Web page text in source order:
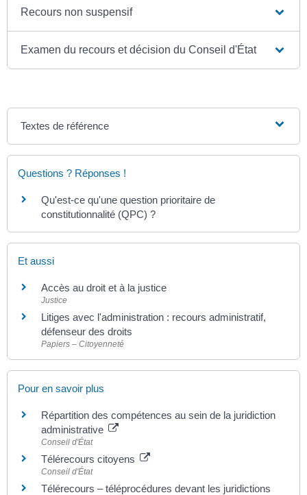
Recours non suspensif
Examen du recours et décision du Conseil d'État
Textes de référence
Questions ? Réponses !
Qu'est-ce qu'une question prioritaire de
constitutionnalité (QPC) ?
Et aussi
Accès au droit et à la justice
Justice
Litiges avec l'administration : recours administratif,
défenseur des droits
Papiers – Citoyenneté
Pour en savoir plus
Répartition des compétences au sein de la juridiction
administrative
Conseil d'État
Télérecours citoyens
Conseil d'État
Télérecours – téléprocédures devant les juridictions